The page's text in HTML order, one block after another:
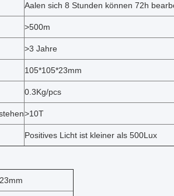
Aalen sich 8 Stunden können 72h
>500m
>3 Jahre
105*105*23mm
0.3Kg/pcs
>10T
Positives Licht ist kleiner als 500Lux